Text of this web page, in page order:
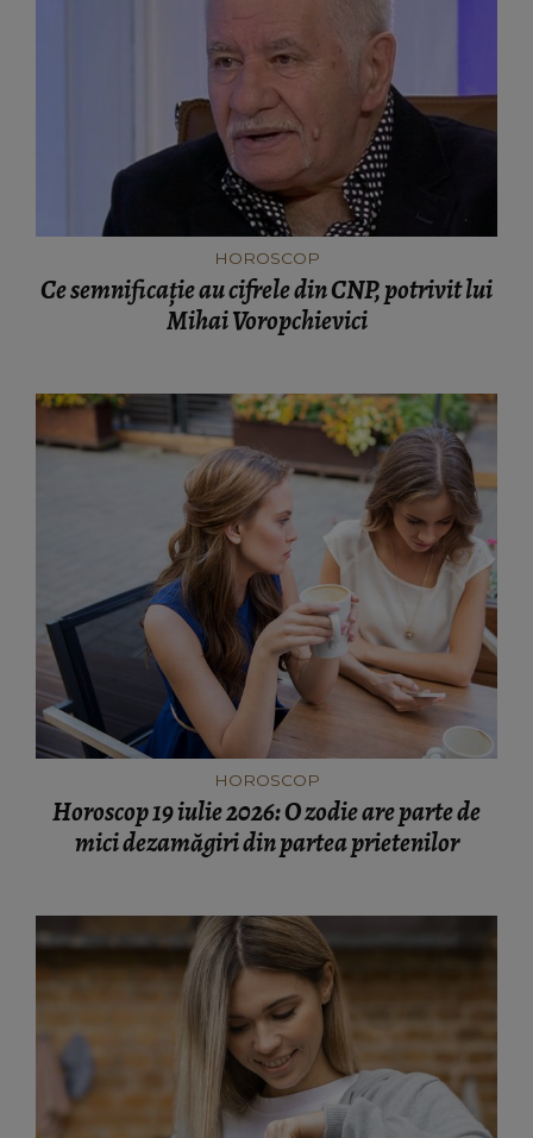
HOROSCOP
Ce semnificație au cifrele din CNP, potrivit lui
Mihai Voropchievici
HOROSCOP
Horoscop 19 iulie 2026: O zodie are parte de
mici dezamăgiri din partea prietenilor